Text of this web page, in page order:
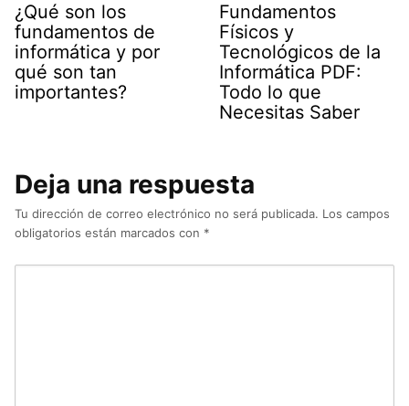
¿Qué son los
fundamentos de
informática y por
qué son tan
importantes?
Fundamentos
Físicos y
Tecnológicos de la
Informática PDF:
Todo lo que
Necesitas Saber
Deja una respuesta
Tu dirección de correo electrónico no será publicada. Los campos
obligatorios están marcados con *